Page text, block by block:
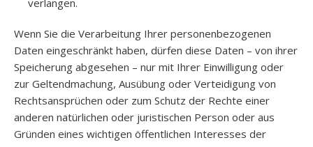
verlangen.
Wenn Sie die Verarbeitung Ihrer personenbezogenen
Daten eingeschränkt haben, dürfen diese Daten – von ihrer
Speicherung abgesehen – nur mit Ihrer Einwilligung oder
zur Geltendmachung, Ausübung oder Verteidigung von
Rechtsansprüchen oder zum Schutz der Rechte einer
anderen natürlichen oder juristischen Person oder aus
Gründen eines wichtigen öffentlichen Interesses der